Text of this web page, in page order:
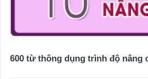
600 từ thông dụng trình độ nâng